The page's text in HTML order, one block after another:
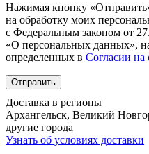
Нажимая кнопку
на обработку моих
с Федеральным законом от
«О персональных данных»,
определенных в Согласии на
Отправить
Доставка в регионы
Архангельск, Великий
другие города
Узнать об условиях доставки